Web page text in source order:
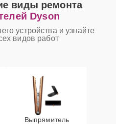
виды ремонта
Dyson
устройства и узнайте
видов работ
Выпрямитель